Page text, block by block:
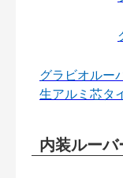
グラビオルー
生アルミ芯タ
内装ルー